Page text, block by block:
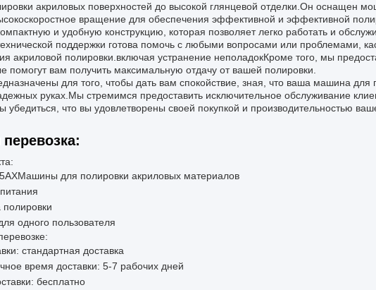
акриловых поверхностей до высокой глянцевой отделки.Он оснащен
вращение для обеспечения эффективной и эффективной
и удобную конструкцию, которая позволяет легко работать и
поддержки готова помочь с любыми вопросами или проблемами,
акриловой полировки.включая устранение неполадокКроме того, мы
помогут вам получить максимальную отдачу от вашей полировки.
для того, чтобы дать вам спокойствие, зная, что ваша машина для
руках.Мы стремимся предоставить исключительное обслуживание
убедиться, что вы удовлетворены своей покупкой и производительностью
Машины для полировки акриловых материалов
полировки
одного пользователя
стандартная доставка
время доставки: 5-7 рабочих дней
бесплатно